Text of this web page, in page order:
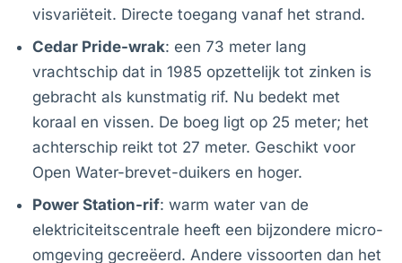
visvariëteit. Directe toegang vanaf het strand.
Cedar Pride-wrak: een 73 meter lang
vrachtschip dat in 1985 opzettelijk tot zinken is
gebracht als kunstmatig rif. Nu bedekt met
koraal en vissen. De boeg ligt op 25 meter; het
achterschip reikt tot 27 meter. Geschikt voor
Open Water-brevet-duikers en hoger.
Power Station-rif: warm water van de
elektriciteitscentrale heeft een bijzondere micro-
omgeving gecreëerd. Andere vissoorten dan het